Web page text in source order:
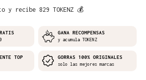
y recibe 829 TOKENZ 💰
GANA RECOMPENSAS
y acumula TOKENZ
TOP
GORRAS 100% ORIGINALES
solo las mejores marcas